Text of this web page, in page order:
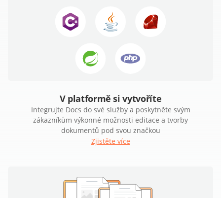
V platformě si vytvoříte
Integrujte Docs do své služby a poskytněte svým
zákazníkům výkonné možnosti editace a tvorby
dokumentů pod svou značkou
Zjistěte více